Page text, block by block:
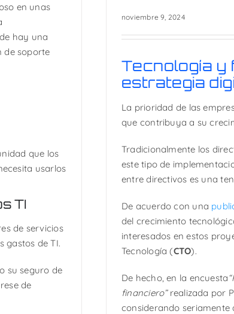
en unas
hay una
de soporte
que los
usarlos
TI
de servicios
gastos de TI.
su seguro de
de
noviembre 9, 2024
Tecnología y
estrategia
La prioridad de las
que contribuya a su
Tradicionalmente los
este tipo de
entre directivos es una
De acuerdo con una
del crecimiento
interesados en estos
Tecnología (CTO).
De hecho, en la encuesta
financiero”realizada por
considerando